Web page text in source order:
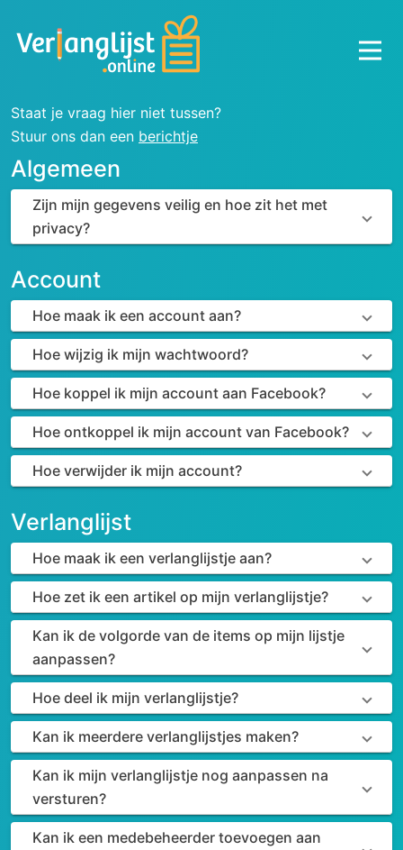
Staat je vraag hier niet tussen?
Stuur ons dan een berichtje
Algemeen
Zijn mijn gegevens veilig en hoe zit het met
privacy?
Account
Hoe maak ik een account aan?
Hoe wijzig ik mijn wachtwoord?
Hoe koppel ik mijn account aan Facebook?
Hoe ontkoppel ik mijn account van Facebook?
Hoe verwijder ik mijn account?
Verlanglijst
Hoe maak ik een verlanglijstje aan?
Hoe zet ik een artikel op mijn verlanglijstje?
Kan ik de volgorde van de items op mijn lijstje
aanpassen?
Hoe deel ik mijn verlanglijstje?
Kan ik meerdere verlanglijstjes maken?
Kan ik mijn verlanglijstje nog aanpassen na
versturen?
Kan ik een medebeheerder toevoegen aan